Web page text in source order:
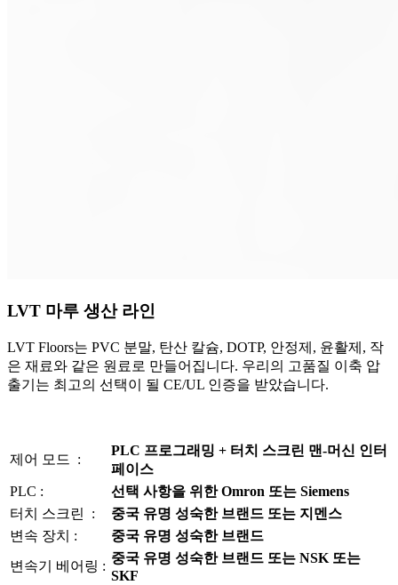
LVT 마루 생산 라인
LVT Floors는 PVC 분말, 탄산 칼슘, DOTP, 안정제, 윤활제, 작
은 재료와 같은 원료로 만들어집니다. 우리의 고품질 이축 압
출기는 최고의 선택이 될 CE/UL 인증을 받았습니다.
제어 모드 :
PLC 프로그래밍 + 터치 스크린 맨-머신 인터
페이스
PLC :
선택 사항을 위한 Omron 또는 Siemens
터치 스크린 :
중국 유명 성숙한 브랜드 또는 지멘스
변속 장치 :
중국 유명 성숙한 브랜드
변속기 베어링 :
중국 유명 성숙한 브랜드 또는 NSK 또는
SKF